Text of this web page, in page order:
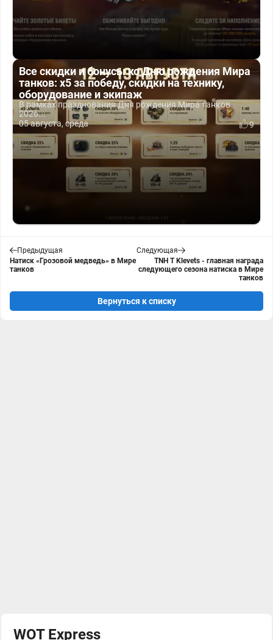
Все скидки и бонусы ко Дню рождения Мира
танков: x5 за победу, скидки на технику,
оборудование и экипаж
В рамках празднования Дня рождения Мира танков
2026...
05 августа, среда
9
Предыдущая
Натиск «Грозовой медведь» в Мире
танков
Следующая
TNH T Klevets - главная награда
следующего сезона натиска в Мире
танков
Вернуться к списку
WOT Express